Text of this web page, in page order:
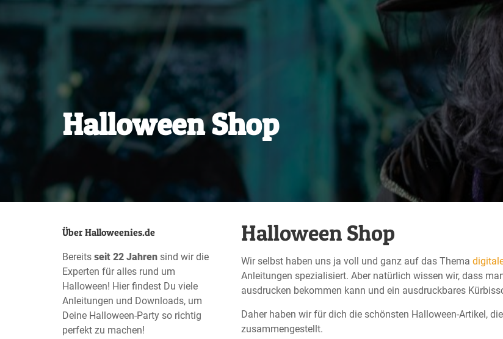
Halloween Shop
Über Halloweenies.de
Bereits seit 22 Jahren sind wir die
Experten für alles rund um
Halloween! Hier findest Du viele
Anleitungen und Downloads, um
Deine Halloween-Party so richtig
perfekt zu machen!
Halloween Shop
Wir selbst haben uns ja voll und ganz auf das Thema
Anleitungen spezialisiert. Aber natürlich wissen wir, dass
ausdrucken bekommen kann und ein ausdruckbares
Daher haben wir für dich die schönsten Halloween-Artikel,
zusammengestellt.